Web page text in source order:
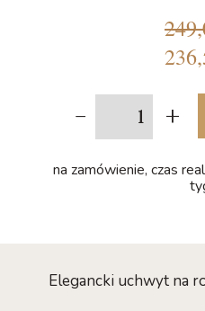
- +
na zamówienie, czas
Elegancki uchwyt na